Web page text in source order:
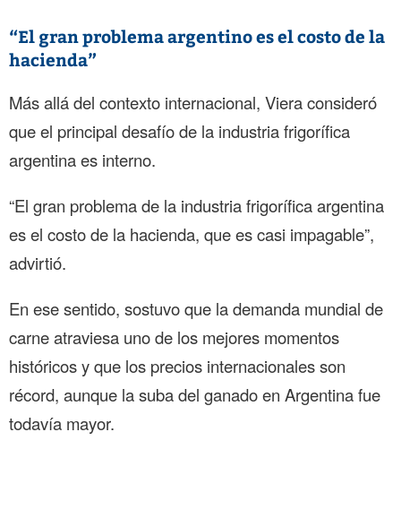
“El gran problema argentino es el costo de la
hacienda”
Más allá del contexto internacional, Viera consideró
que el principal desafío de la industria frigorífica
argentina es interno.
“El gran problema de la industria frigorífica argentina
es el costo de la hacienda, que es casi impagable”,
advirtió.
En ese sentido, sostuvo que la demanda mundial de
carne atraviesa uno de los mejores momentos
históricos y que los precios internacionales son
récord, aunque la suba del ganado en Argentina fue
todavía mayor.